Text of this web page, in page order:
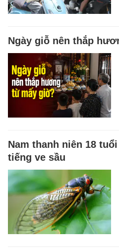
Ngày giỗ nên thắp
Nam thanh niên 18
tiếng ve sầu